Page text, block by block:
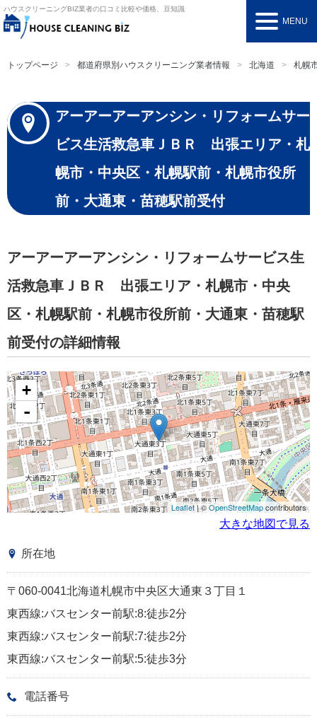
ハウスクリーニングBIZ業者の口コミ比較や価格、豆知識
MENU
トップページ 都道府県別ハウスクリーニング業者情報 北海道 札幌
アーアーアーアンシン・リフォームサー
ビス生活救急車ＪＢＲ 出張エリア・札
幌市・中央区・札幌駅前・札幌市役所
前・大通東・苗穂駅前受付
アーアーアーアンシン・リフォームサービス生
活救急車ＪＢＲ 出張エリア・札幌市・中央
区・札幌駅前・札幌市役所前・大通東・苗穂駅
前受付の詳細情報
+
-
Leaflet| ©OpenStreetMapcontributors
大きな地図で見る
所在地
〒060-0041北海道札幌市中央区大通東３丁目１
東西線:バスセンター前駅:8:徒歩2分
東西線:バスセンター前駅:7:徒歩2分
東西線:バスセンター前駅:5:徒歩3分
電話番号